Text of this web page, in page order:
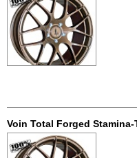
Voin Total Forged